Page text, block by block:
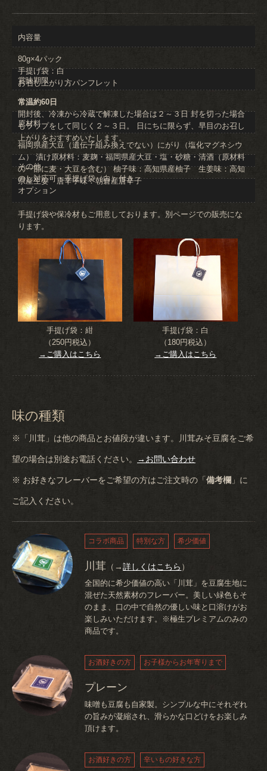
内容量
80g×4パック
手提げ袋：白
お召し上がり方パンフレット
賞味期限
常温約60日
開封後、冷凍から冷蔵で解凍した場合は２～３日 封を切った場合
もラップをして同じく２～３日。 日にちに限らず、早目のお召し
上がりをおすすめいたします。
原材料
福岡県産大豆（遺伝子組み換えでない）にがり（塩化マグネシウ
ム） 漬け原材料：麦麹・福岡県産大豆・塩・砂糖・清酒（原材料
の一部に麦・大豆を含む） 柚子味：高知県産柚子 生姜味：高知
県産生姜 唐辛子味：朝倉産唐辛子
その他
のし対応可・手提げ袋（白）付き
オプション
手提げ袋や保冷材もご用意しております。別ページでの販売にな
ります。
手提げ袋：紺
（250円税込）
→ご購入はこちら
手提げ袋：白
（180円税込）
→ご購入はこちら
味の種類
※「川茸」は他の商品とお値段が違います。川茸みそ豆腐をご希
望の場合は別途お電話ください。 →お問い合わせ
※ お好きなフレーバーをご希望の方はご注文時の「備考欄 」に
ご記入ください。
コラボ商品 特別な方 希少価値
川茸 （→詳しくはこちら ）
全国的に希少価値の高い「川茸」を豆腐生地に
混ぜた天然素材のフレーバー。美しい緑色もそ
のまま、口の中で自然の優しい味と口溶けがお
楽しみいただけます。※極生プレミアムのみの
商品です。
お酒好きの方 お子様からお年寄りまで
プレーン
味噌も豆腐も自家製。シンプルな中にそれぞれ
の旨みが凝縮され、滑らかな口どけをお楽しみ
頂けます。
お酒好きの方 辛いもの好きな方